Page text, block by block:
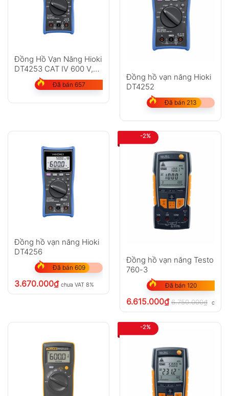
Đồng Hồ Vạn Năng Hioki
DT4253 CAT IV 600 V,
CAT III 1000 V
Đã bán 657
Đồng hồ vạn năng Hioki
DT4252
Đã bán 213
Đồng hồ vạn năng Hioki
DT4256
Đã bán 609
3.670.000₫ chưa VAT 8%
-2%
Đồng hồ vạn năng Testo
760-3
Đã bán 120
6.615.000₫ 6.750.000₫ chưa
-2%